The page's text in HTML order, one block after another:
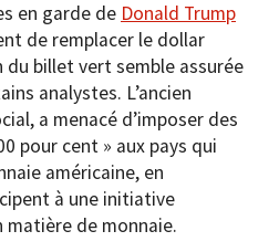
en garde de Donald Trump
de remplacer le dollar
billet vert semble assurée
analystes. L’ancien
a menacé d’imposer des
pour cent » aux pays qui
américaine, en
à une initiative
matière de monnaie.